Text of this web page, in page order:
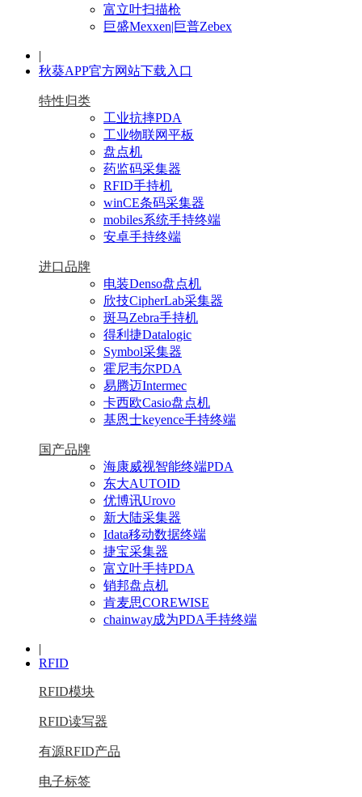
富立叶扫描枪
巨盛Mexxen|巨普Zebex
|
秋葵APP官方网站下载入口
特性归类
工业抗摔PDA
工业物联网平板
盘点机
药监码采集器
RFID手持机
winCE条码采集器
mobiles系统手持终端
安卓手持终端
进口品牌
电装Denso盘点机
欣技CipherLab采集器
斑马Zebra手持机
得利捷Datalogic
Symbol采集器
霍尼韦尔PDA
易腾迈Intermec
卡西欧Casio盘点机
基恩士keyence手持终端
国产品牌
海康威视智能终端PDA
东大AUTOID
优博讯Urovo
新大陆采集器
Idata移动数据终端
捷宝采集器
富立叶手持PDA
销邦盘点机
肯麦思COREWISE
chainway成为PDA手持终端
|
RFID
RFID模块
RFID读写器
有源RFID产品
电子标签